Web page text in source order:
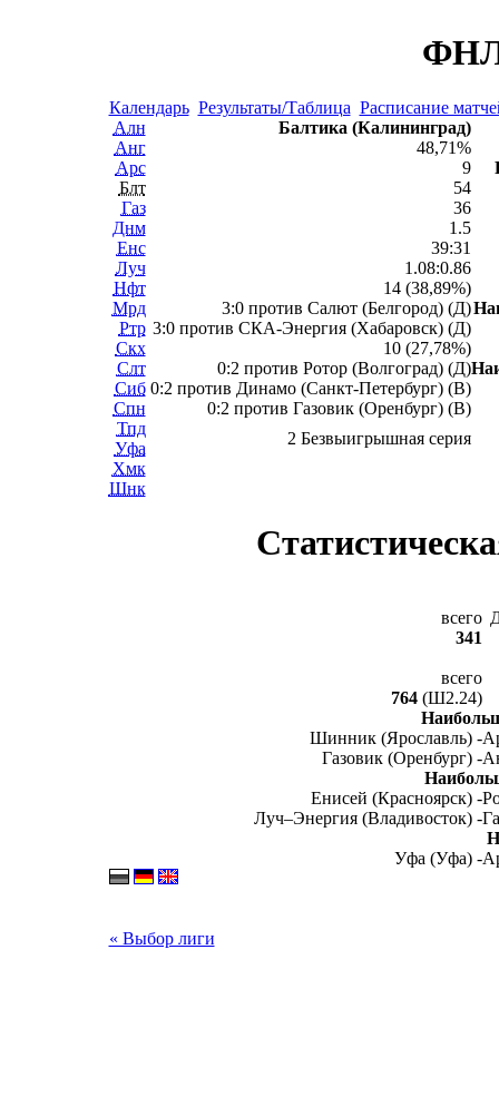
ФНЛ
Календарь Результаты/Таблица Расписание
Алн
Анг
Арс
Блт
Газ
Днм
Енс
Луч
Нфт
Мрд
Ртр
Скх
Слт
Сиб
Спн
Тпд
Уфа
Хмк
Шнк
Балтика (Калининград)
48,71%
9
54
36
1.5
39:31
1.08:0.86
14 (38,89%)
3:0 против Салют (Белгород) (Д)
3:0 против СКА-Энергия (Хабаровск) (Д)
10 (27,78%)
0:2 против Ротор (Волгоград) (Д)
0:2 против Динамо (Санкт-Петербург) (В)
0:2 против Газовик (Оренбург) (В)
2 Безвыигрышная серия
всего
341
всего
764 (Ш2.24)
Шинник (Ярославль) -
Газовик (Оренбург) -
Енисей (Красноярск) -
Луч–Энергия (Владивосток) -
Уфа (Уфа) -
« Выбор лиги